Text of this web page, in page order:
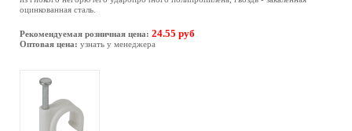
оцинкованная сталь.
Рекомендуемая розничная цена: 24.55 руб
Оптовая цена: узнать у менеджера